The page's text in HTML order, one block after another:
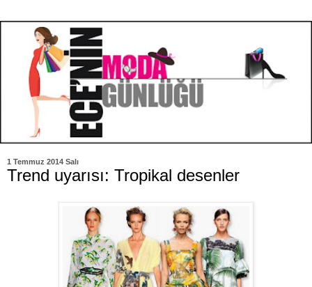
1 Temmuz 2014 Salı
Trend uyarısı: Tropikal desenler